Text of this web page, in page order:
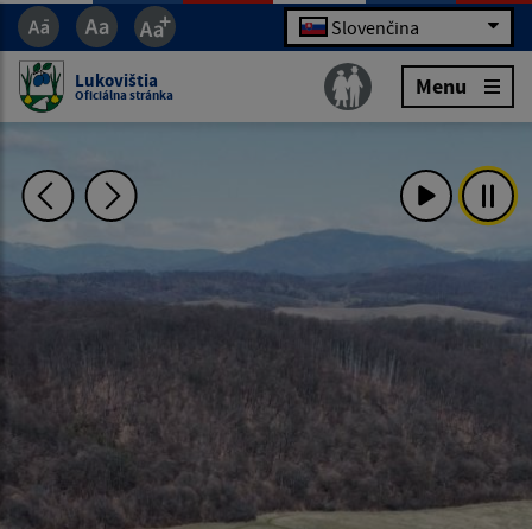
Slovenčina
Lukovištia
Oficiálna stránka Menu